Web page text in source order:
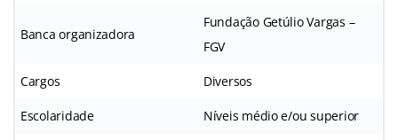
Banca organizadora
Fundação Getúlio Vargas –
FGV
Cargos Diversos
Escolaridade Níveis médio e/ou superior